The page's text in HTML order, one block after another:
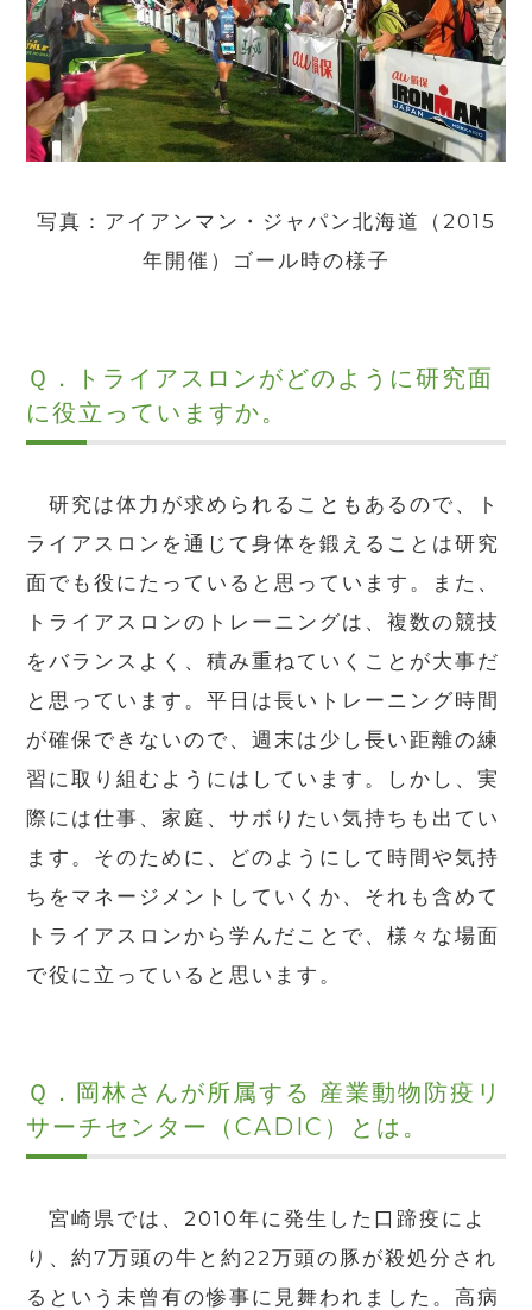
写真：アイアンマン・ジャパン北海道（ 2015
年開催）ゴール時の様子
Ｑ．
トライアスロンがどのように研究面
に役立っていますか。
研究は体力が求められることもあるので、ト
ライアスロンを通じて身体を鍛えることは研究
面でも役にたっていると思っています。また、
トライアスロンのトレーニングは、複数の競技
をバランスよく、積み重ねていくことが大事だ
と思っています。平日は長いトレーニング時間
が確保できないので、週末は少し長い距離の練
習に取り組むようにはしています。しかし、実
際には仕事、家庭、サボりたい気持ちも出てい
ます。そのために、どのようにして時間や気持
ちをマネージメントしていくか、それも含めて
トライアスロンから学んだことで、様々な場面
で役に立っていると思います。
Ｑ． 岡林さんが所属する 産業動物防疫リ
サーチセンター（CADIC ）とは。
宮崎県では、2010年に発生した口蹄疫によ
り、約7万頭の牛と約22万頭の豚が殺処分され
るという未曾有の惨事に見舞われました。高病